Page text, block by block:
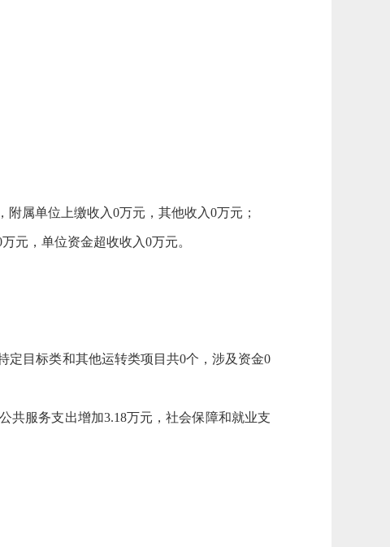
属单位上缴收入0万元，其他收入0万元；
元，单位资金超收收入0万元。
定目标类和其他运转类项目共0个，涉及资金0
共服务支出增加3.18万元，社会保障和就业支